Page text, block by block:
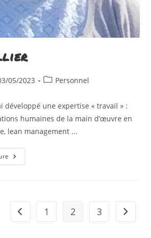
05/2023
PostPersonnel
développé une expertise « travail » :
humaines de la main d’œuvre en
lean management ...
Sophie
Tellier
Go to the previous page
1 2 3 Aller à